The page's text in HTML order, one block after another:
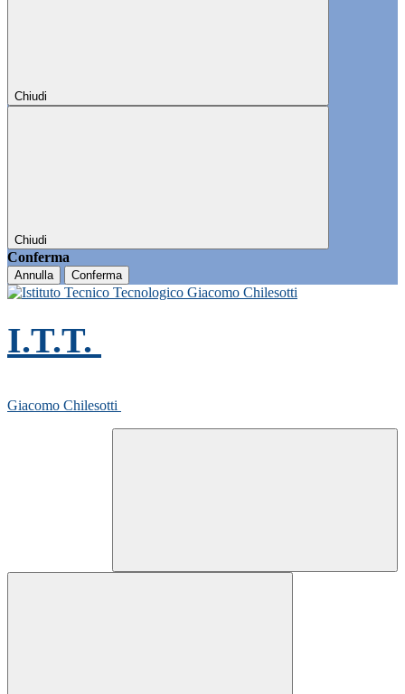
Chiudi
Chiudi
Conferma
Annulla Conferma
I.T.T.
Giacomo Chilesotti